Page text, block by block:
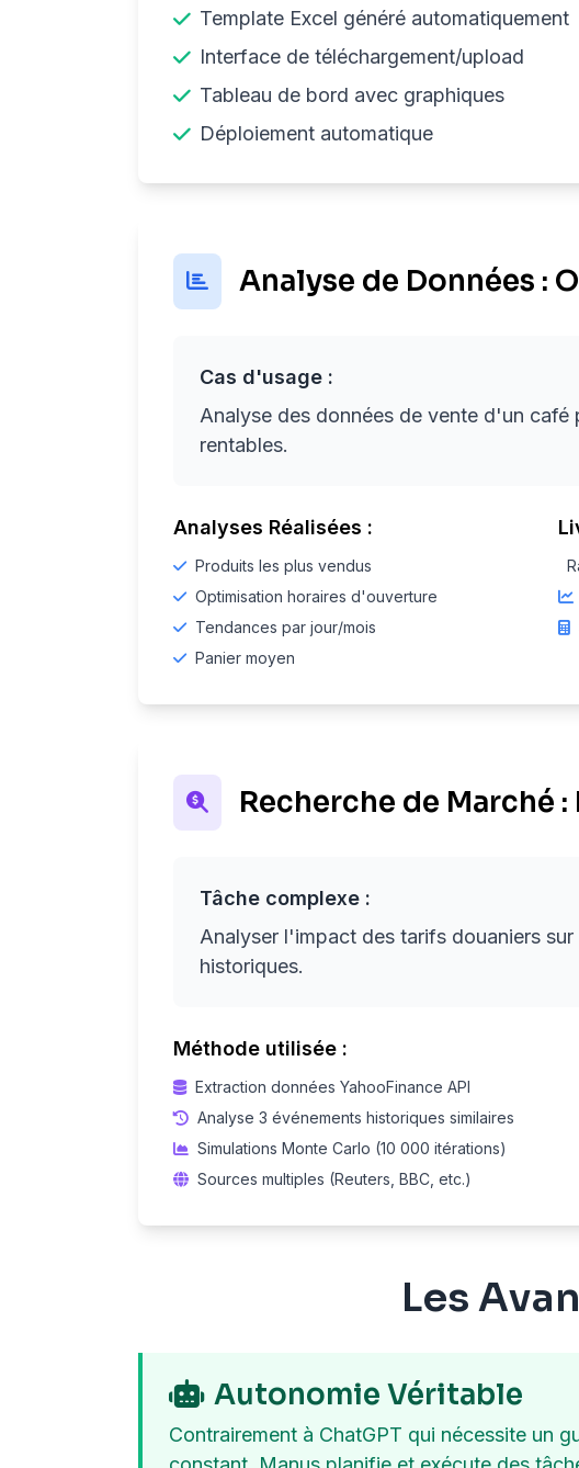
Template Excel généré automatiquement
Interface de téléchargement/upload
Tableau de bord avec graphiques
Déploiement automatique
Analyse de Données :
Cas d'usage :
Analyse des données de vente d'un
rentables.
Analyses Réalisées :
Produits les plus vendus
Optimisation horaires d'ouverture
Tendances par jour/mois
Panier moyen
Recherche de Marché
Tâche complexe :
Analyser l'impact des tarifs douaniers
historiques.
Méthode utilisée :
Extraction données YahooFinance API
Analyse 3 événements historiques similaires
Simulations Monte Carlo (10 000 itérations)
Sources multiples (Reuters, BBC, etc.)
Les
Autonomie Véritable
Contrairement à ChatGPT qui nécessite un